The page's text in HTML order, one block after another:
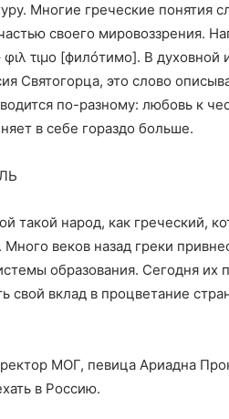
Многие греческие понятия
своего мировоззрения.
τιμο [филóтимо]. В духовной
Святогорца, это слово
по-разному: любовь к
в себе гораздо больше.
такой народ, как греческий,
Много веков назад греки
образования. Сегодня их
свой вклад в процветание
МОГ, певица Ариадна
в Россию.